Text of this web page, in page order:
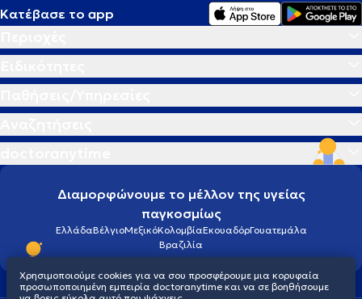
Κατέβασε το app
Διαμορφώνουμε το μέλλον της υγείας
παγκοσμίως
ΕλλάδαΒέλγιοΜεξικόΚολομβίαΕκουαδόρΓουατεμάλα
Βραζιλία
Χρησιμοποιούμε cookies για να σου προσφέρουμε μια κορυφαία
προσωποποιημένη εμπειρία doctoranytime και να σε βοηθήσουμε